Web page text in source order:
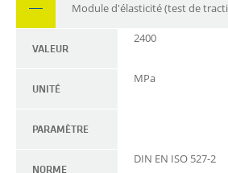
Module d'élasticité (test de
VALEUR
2400
UNITÉ
MPa
PARAMÈTRE
NORME
DIN EN ISO 527-2